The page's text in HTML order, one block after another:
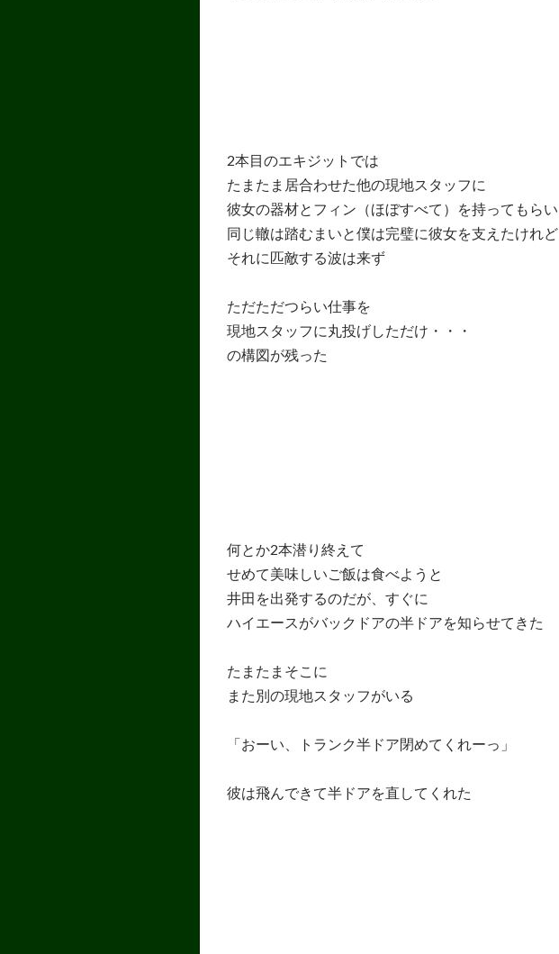
2本目のエキジットでは
たまたま居合わせた他の現地スタッフに
彼女の器材とフィン（ほぼすべて）を持ってもらい
同じ轍は踏むまいと僕は完璧に彼女を支えたけれど
それに匹敵する波は来ず
ただただつらい仕事を
現地スタッフに丸投げしただけ・・・
の構図が残った
何とか2本潜り終えて
せめて美味しいご飯は食べようと
井田を出発するのだが、すぐに
ハイエースがバックドアの半ドアを知らせてきた
たまたまそこに
また別の現地スタッフがいる
「おーい、トランク半ドア閉めてくれーっ」
彼は飛んできて半ドアを直してくれた